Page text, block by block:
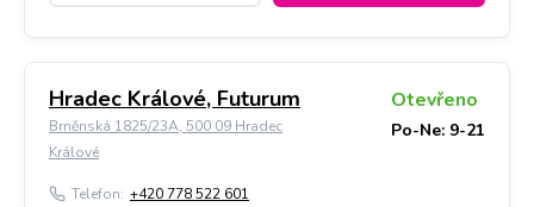
Hradec Králové, Futurum
Brněnská 1825/23A, 500 09 Hradec
Králové
Otevřeno
Po-Ne: 9-21
Telefon: +420 778 522 601